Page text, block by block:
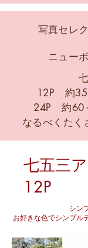
写真セレ
ニュー
12P 約35
24P 約60
なるべくたく
七五三
12P
シン
お好きな色でシンプル